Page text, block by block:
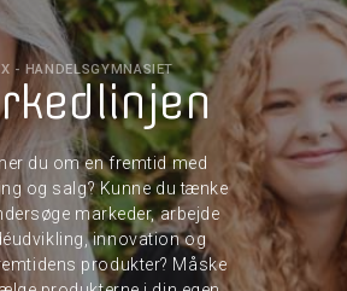
- HANDELSGYMNASIET
du om en fremtid med
og salg? Kunne du tænke
markeder, arbejde
innovation og
produkter? Måske